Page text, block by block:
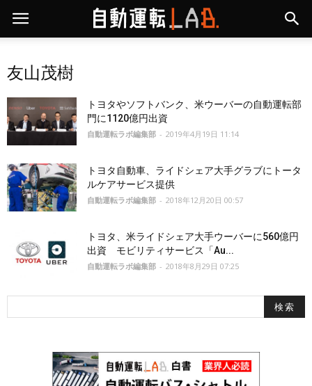
友山茂樹
トヨタやソフトバンク、米ウーバーの自動運転部
門に1120億円出資
自動運転ラボ編集部 - 2019年4月19日 11:14
トヨタ自動車、ライドシェア大手グラブにトータ
ルケアサービス提供
自動運転ラボ編集部 - 2018年12月20日 00:57
トヨタ、米ライドシェア大手ウーバーに560億円
出資 モビリティサービス「Au...
自動運転ラボ編集部 - 2018年8月29日 07:25